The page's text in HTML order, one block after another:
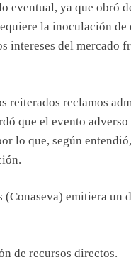
eventual, ya que obró
la inoculación de
intereses del mercado
reiterados reclamos
que el evento
lo que, según
emitiera un
de recursos directos.